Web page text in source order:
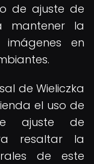
de ajuste de
mantener la
en
de Wieliczka
el uso de
ajuste de
resaltar la
de este